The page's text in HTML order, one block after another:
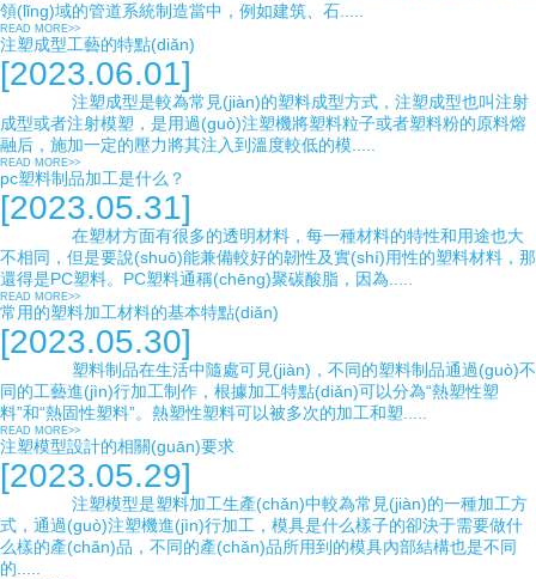
領(lǐng)域的管道系統制造當中，例如建筑、石.....
READ MORE>>
注塑成型工藝的特點(diǎn)
[2023.06.01]
注塑成型是較為常見(jiàn)的塑料成型方式，注塑成型也叫注射
成型或者注射模塑，是用過(guò)注塑機將塑料粒子或者塑料粉的原料熔
融后，施加一定的壓力將其注入到溫度較低的模.....
READ MORE>>
pc塑料制品加工是什么？
[2023.05.31]
在塑材方面有很多的透明材料，每一種材料的特性和用途也大
不相同，但是要說(shuō)能兼備較好的韌性及實(shí)用性的塑料材料，那
還得是PC塑料。PC塑料通稱(chēng)聚碳酸脂，因為.....
READ MORE>>
常用的塑料加工材料的基本特點(diǎn)
[2023.05.30]
塑料制品在生活中隨處可見(jiàn)，不同的塑料制品通過(guò)不
同的工藝進(jìn)行加工制作，根據加工特點(diǎn)可以分為“熱塑性塑
料”和“熱固性塑料”。熱塑性塑料可以被多次的加工和塑.....
READ MORE>>
注塑模型設計的相關(guān)要求
[2023.05.29]
注塑模型是塑料加工生產(chǎn)中較為常見(jiàn)的一種加工方
式，通過(guò)注塑機進(jìn)行加工，模具是什么樣子的卻決于需要做什
么樣的產(chǎn)品，不同的產(chǎn)品所用到的模具內部結構也是不同
的.....